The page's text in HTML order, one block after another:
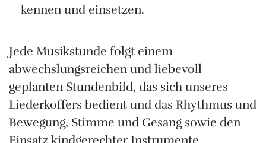
kennen und einsetzen.
Jede Musikstunde folgt einem
abwechslungsreichen und liebevoll
geplanten Stundenbild, das sich unseres
Liederkoffers bedient und das Rhythmus und
Bewegung, Stimme und Gesang sowie den